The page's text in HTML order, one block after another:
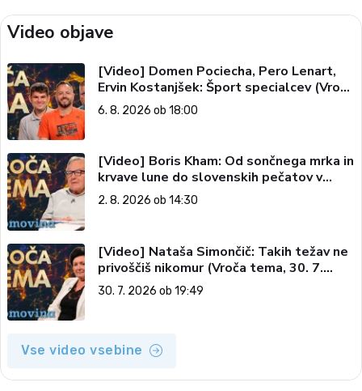
Video objave
[Video] Domen Pociecha, Pero Lenart,
Ervin Kostanjšek: Šport specialcev (Vroča
tema, 6. 8. 2026)
6. 8. 2026 ob 18:00
[Video] Boris Kham: Od sončnega mrka in
krvave lune do slovenskih pečatov v
vesolju (Vroča tema, 2. 8. 2026)
2. 8. 2026 ob 14:30
[Video] Nataša Simončič: Takih težav ne
privoščiš nikomur (Vroča tema, 30. 7.
2026)
30. 7. 2026 ob 19:49
Vse video vsebine